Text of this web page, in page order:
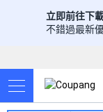
立即前往下
不錯過最新